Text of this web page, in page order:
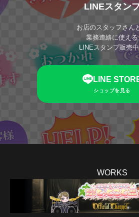
LINEスタン
お店のスタッフさん
業務連絡に使える
LINEスタンプ販売
LINE
ショップを見る
WORKS